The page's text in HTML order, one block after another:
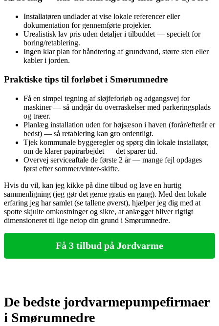
Installatøren undlader at vise lokale referencer eller
dokumentation for gennemførte projekter.
Urealistisk lav pris uden detaljer i tilbuddet — specielt for
boring/retablering.
Ingen klar plan for håndtering af grundvand, større sten eller
kabler i jorden.
Praktiske tips til forløbet i Smørumnedre
Få en simpel tegning af sløjfeforløb og adgangsvej for
maskiner — så undgår du overraskelser med parkeringsplads
og træer.
Planlæg installation uden for højsæson i haven (forår/efterår er
bedst) — så retablering kan gro ordentligt.
Tjek kommunale byggeregler og spørg din lokale installatør,
om de klarer papirarbejdet — det sparer tid.
Overvej serviceaftale de første 2 år — mange fejl opdages
først efter sommer/vinter-skifte.
Hvis du vil, kan jeg kikke på dine tilbud og lave en hurtig
sammenligning (jeg gør det gerne gratis en gang). Med den lokale
erfaring jeg har samlet (se tallene øverst), hjælper jeg dig med at
spotte skjulte omkostninger og sikre, at anlægget bliver rigtigt
dimensioneret til lige netop din grund i Smørumnedre.
Få 3 tilbud på Jordvarme
De bedste jordvarmepumpefirmaer
i Smørumnedre